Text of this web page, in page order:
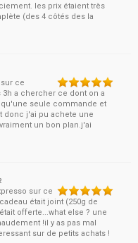
les prix étaient très
(des 4 côtés des la
ce
3h a chercher ce dont on a
qu'une seule commande et
donc j'ai pu achete une
un bon plan.j'ai
sur ce
était joint (250g de
offerte...what else ? une
!il y as pas mal
sur de petits achats !